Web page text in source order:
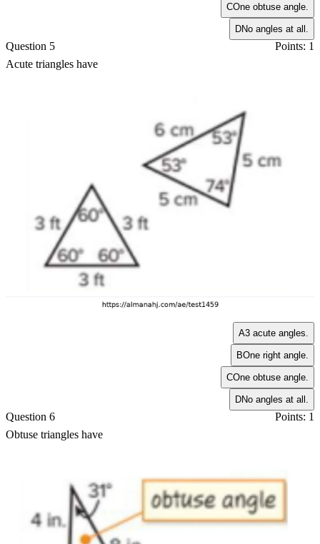
COne obtuse angle.
DNo angles at all.
Question 5
Points: 1
Acute triangles have
A3 acute angles.
BOne right angle.
COne obtuse angle.
DNo angles at all.
Question 6
Points: 1
Obtuse triangles have